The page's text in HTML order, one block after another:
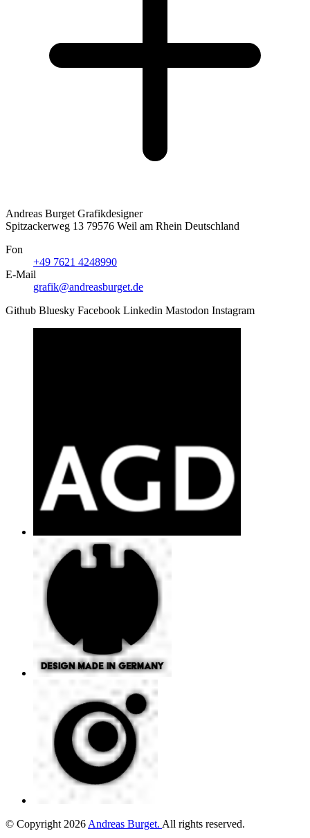
Andreas Burget Grafikdesigner
Spitzackerweg 13 79576 Weil am Rhein Deutschland
Fon
+49 7621 4248990
E-Mail
grafik@andreasburget.de
Github Bluesky Facebook Linkedin Mastodon Instagram
© Copyright 2026 Andreas Burget. All rights reserved.